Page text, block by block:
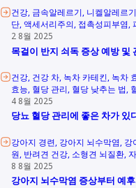
건강 금속알레르기 니켈알레르기
단 액세서리주의 접촉성피부염
2 8월 2025
목걸이 반지 쇠독 증상 예방 및
건강 건강 차 녹차 카테킨 녹차
효능 혈당 관리 혈당 낮추는 법
4 8월 2025
당뇨 혈당 관리에 좋은 차가 있
강아지 경련 강아지 뇌수막염 강
원 반려견 건강 소형견 뇌질환
8 8월 2025
강아지 뇌수막염 증상부터 예